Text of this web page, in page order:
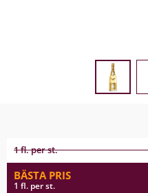
1 fl. per st.
BÄSTA PRIS
1 fl. per st.